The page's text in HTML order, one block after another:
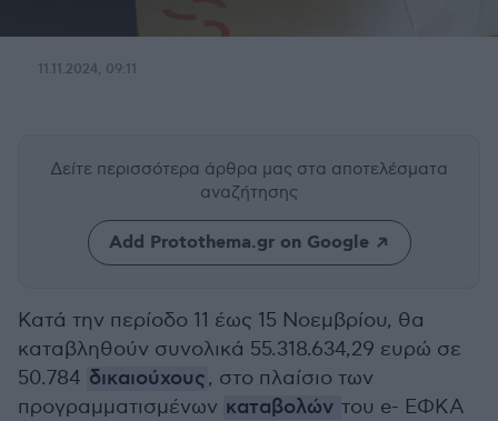
11.11.2024, 09:11
Δείτε περισσότερα άρθρα μας στα αποτελέσματα
αναζήτησης
Add Protothema.gr on Google
Κατά την περίοδο 11 έως 15 Νοεμβρίου, θα
καταβληθούν συνολικά 55.318.634,29 ευρώ σε
50.784 δικαιούχους, στο πλαίσιο των
προγραμματισμένων καταβολών του e- ΕΦΚΑ